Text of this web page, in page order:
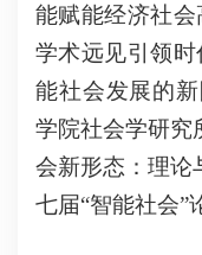
能赋能经济社
学术远见引领
能社会发展的新
学院社会学研究
会新形态：理论
七届“智能社会”